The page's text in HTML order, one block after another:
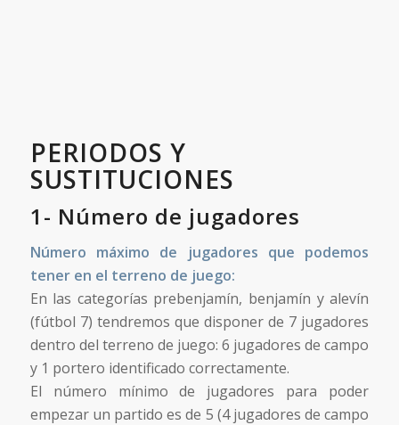
PERIODOS Y
SUSTITUCIONES
1- Número de jugadores
Número máximo de jugadores que podemos
tener en el terreno de juego:
En las categorías prebenjamín, benjamín y alevín
(fútbol 7) tendremos que disponer de 7 jugadores
dentro del terreno de juego: 6 jugadores de campo
y 1 portero identificado correctamente.
El número mínimo de jugadores para poder
empezar un partido es de 5 (4 jugadores de campo